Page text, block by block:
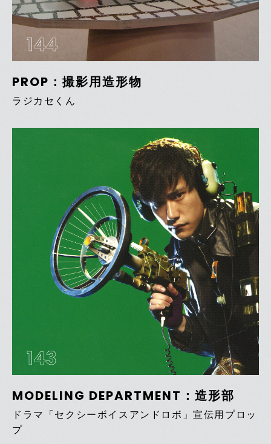
144
PROP：撮影用造形物
ラジカセくん
143
MODELING DEPARTMENT：造形部
ドラマ「セクシーボイスアンドロボ」宣伝用プロッ
プ